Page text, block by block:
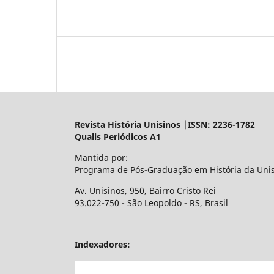
Revista História Unisinos |ISSN: 2236-1782
Qualis Periódicos A1
Mantida por:
Programa de Pós-Graduação em História da
Av. Unisinos, 950, Bairro Cristo Rei
93.022-750 - São Leopoldo - RS, Brasil
Indexadores: